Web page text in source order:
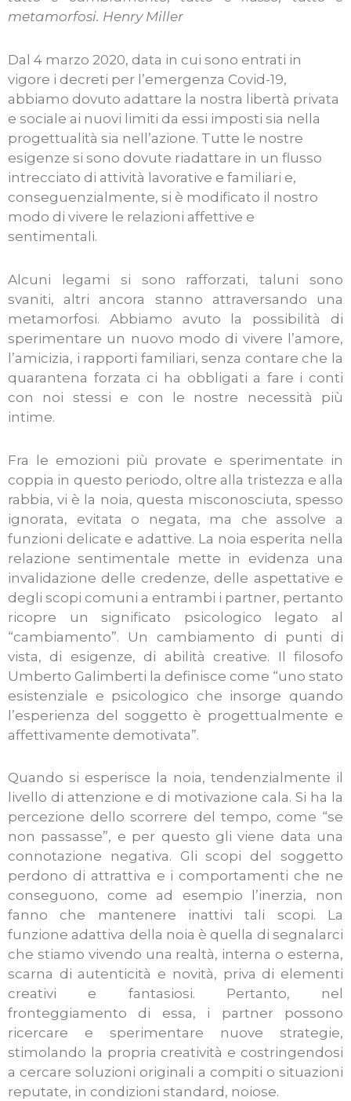
metamorfosi. Henry Miller
Dal 4 marzo 2020, data in cui sono entrati in
vigore i decreti per l’emergenza Covid-19,
abbiamo dovuto adattare la nostra libertà privata
e sociale ai nuovi limiti da essi imposti sia nella
progettualità sia nell’azione. Tutte le nostre
esigenze si sono dovute riadattare in un flusso
intrecciato di attività lavorative e familiari e,
conseguenzialmente, si è modificato il nostro
modo di vivere le relazioni affettive e
sentimentali.
Alcuni legami si sono rafforzati, taluni sono
svaniti, altri ancora stanno attraversando una
metamorfosi. Abbiamo avuto la possibilità di
sperimentare un nuovo modo di vivere l’amore,
l’amicizia, i rapporti familiari, senza contare che la
quarantena forzata ci ha obbligati a fare i conti
con noi stessi e con le nostre necessità più
intime.
Fra le emozioni più provate e sperimentate in
coppia in questo periodo, oltre alla tristezza e alla
rabbia, vi è la noia, questa misconosciuta, spesso
ignorata, evitata o negata, ma che assolve a
funzioni delicate e adattive. La noia esperita nella
relazione sentimentale mette in evidenza una
invalidazione delle credenze, delle aspettative e
degli scopi comuni a entrambi i partner, pertanto
ricopre un significato psicologico legato al
“cambiamento”. Un cambiamento di punti di
vista, di esigenze, di abilità creative. Il filosofo
Umberto Galimberti la definisce come “uno stato
esistenziale e psicologico che insorge quando
l’esperienza del soggetto è progettualmente e
affettivamente demotivata”.
Quando si esperisce la noia, tendenzialmente il
livello di attenzione e di motivazione cala. Si ha la
percezione dello scorrere del tempo, come “se
non passasse”, e per questo gli viene data una
connotazione negativa. Gli scopi del soggetto
perdono di attrattiva e i comportamenti che ne
conseguono, come ad esempio l’inerzia, non
fanno che mantenere inattivi tali scopi. La
funzione adattiva della noia è quella di segnalarci
che stiamo vivendo una realtà, interna o esterna,
scarna di autenticità e novità, priva di elementi
creativi e fantasiosi. Pertanto, nel
fronteggiamento di essa, i partner possono
ricercare e sperimentare nuove strategie,
stimolando la propria creatività e costringendosi
a cercare soluzioni originali a compiti o situazioni
reputate, in condizioni standard, noiose.